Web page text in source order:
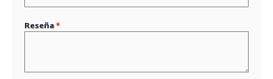
Reseña